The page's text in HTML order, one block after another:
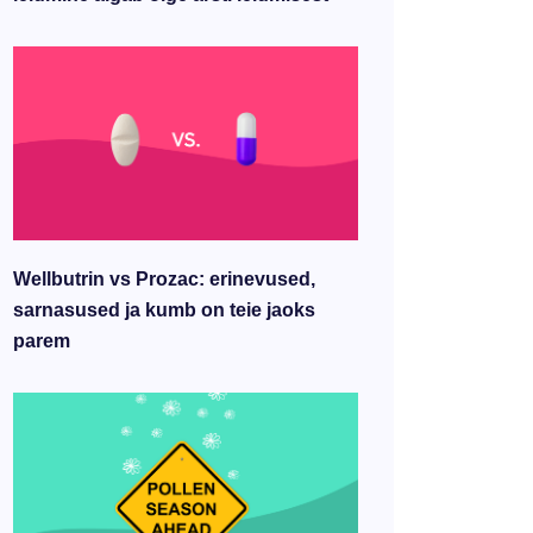
Wellbutrin vs Prozac: erinevused,
sarnasused ja kumb on teie jaoks
parem